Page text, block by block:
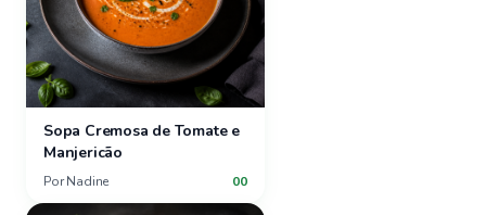
Sopa Cremosa de Tomate e
Manjericão
Por Nadine 00